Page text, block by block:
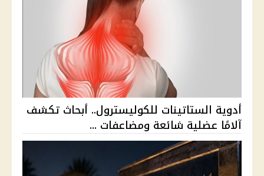
أدوية الستاتينات للكوليسترول.. أبحاث تكشف
آلامًا عضلية شائعة ومضاعفات ...